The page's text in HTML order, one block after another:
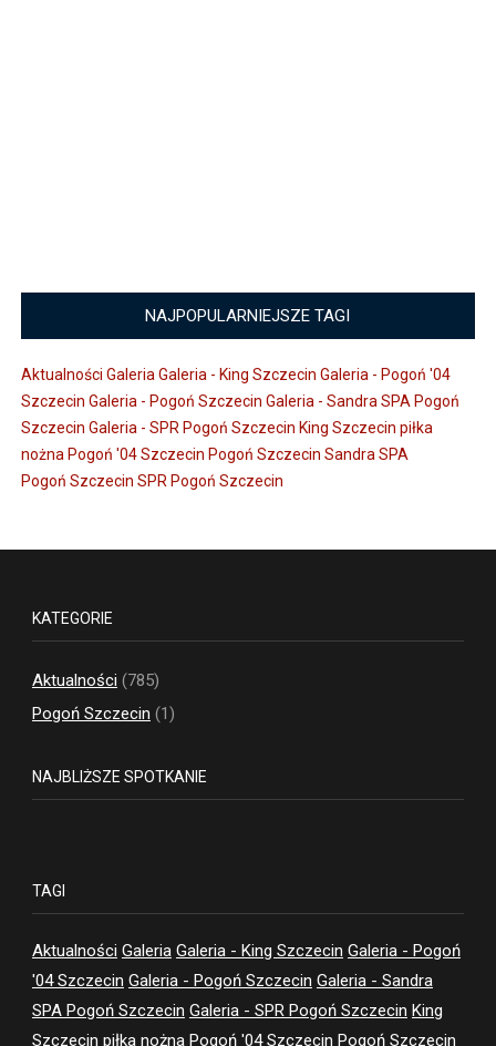
NAJPOPULARNIEJSZE TAGI
Aktualności Galeria Galeria - King Szczecin Galeria - Pogoń '04
Szczecin Galeria - Pogoń Szczecin Galeria - Sandra SPA Pogoń
Szczecin Galeria - SPR Pogoń Szczecin King Szczecin piłka
nożna Pogoń '04 Szczecin Pogoń Szczecin Sandra SPA
Pogoń Szczecin SPR Pogoń Szczecin
KATEGORIE
Aktualności (785)
Pogoń Szczecin (1)
NAJBLIŻSZE SPOTKANIE
TAGI
Aktualności Galeria Galeria - King Szczecin Galeria - Pogoń
'04 Szczecin Galeria - Pogoń Szczecin Galeria - Sandra
SPA Pogoń Szczecin Galeria - SPR Pogoń Szczecin King
Szczecin piłka nożna Pogoń '04 Szczecin Pogoń Szczecin